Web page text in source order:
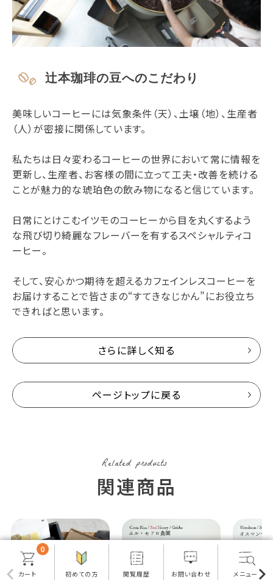
辻本珈琲の豆へのこだわり
美味しいコーヒーには気象条件（天）、土壌（地）、生産者
（人）が密接に関係しています。
私たちは日々変わるコーヒーの世界において常に情報を
更新し、生産者、お客様の間に立って工夫・改善を続ける
ことが魅力的な琥珀色の飲み物になると信じています。
日常にとけこむイツモのコーヒーから目を丸くするよう
な飛び切り綺麗なフレーバーを有するスペシャルティコ
ーヒー。
そして、安心かつ期待を超えるカフェインレスコーヒーを
お届けすることで皆さまの“すてきなじかん”にお役立ち
できればと思います。
さらに詳しく知る
ページトップに戻る
0